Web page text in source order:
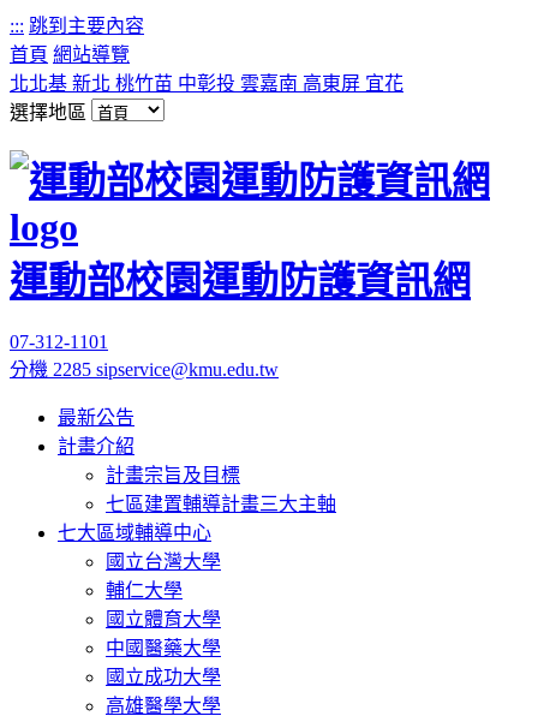
::: 跳到主要內容
首頁 網站導覽
北北基 新北 桃竹苗 中彰投 雲嘉南 高東屏 宜花
選擇地區
運動部校園運動防護資訊網
07-312-1101
分機 2285 sipservice@kmu.edu.tw
最新公告
計畫介紹
計畫宗旨及目標
七區建置輔導計畫三大主軸
七大區域輔導中心
國立台灣大學
輔仁大學
國立體育大學
中國醫藥大學
國立成功大學
高雄醫學大學